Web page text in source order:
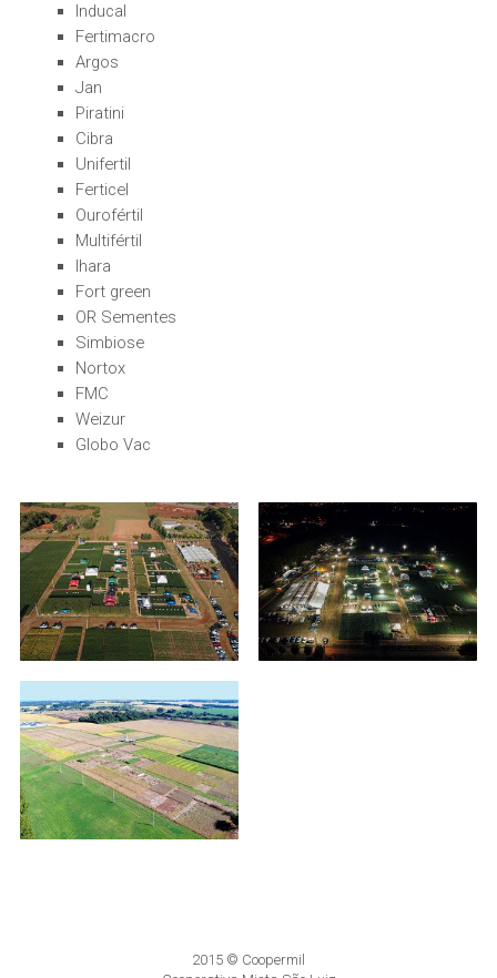
Inducal
Fertimacro
Argos
Jan
Piratini
Cibra
Unifertil
Ferticel
Ourofértil
Multifértil
Ihara
Fort green
OR Sementes
Simbiose
Nortox
FMC
Weizur
Globo Vac
2015 © Coopermil